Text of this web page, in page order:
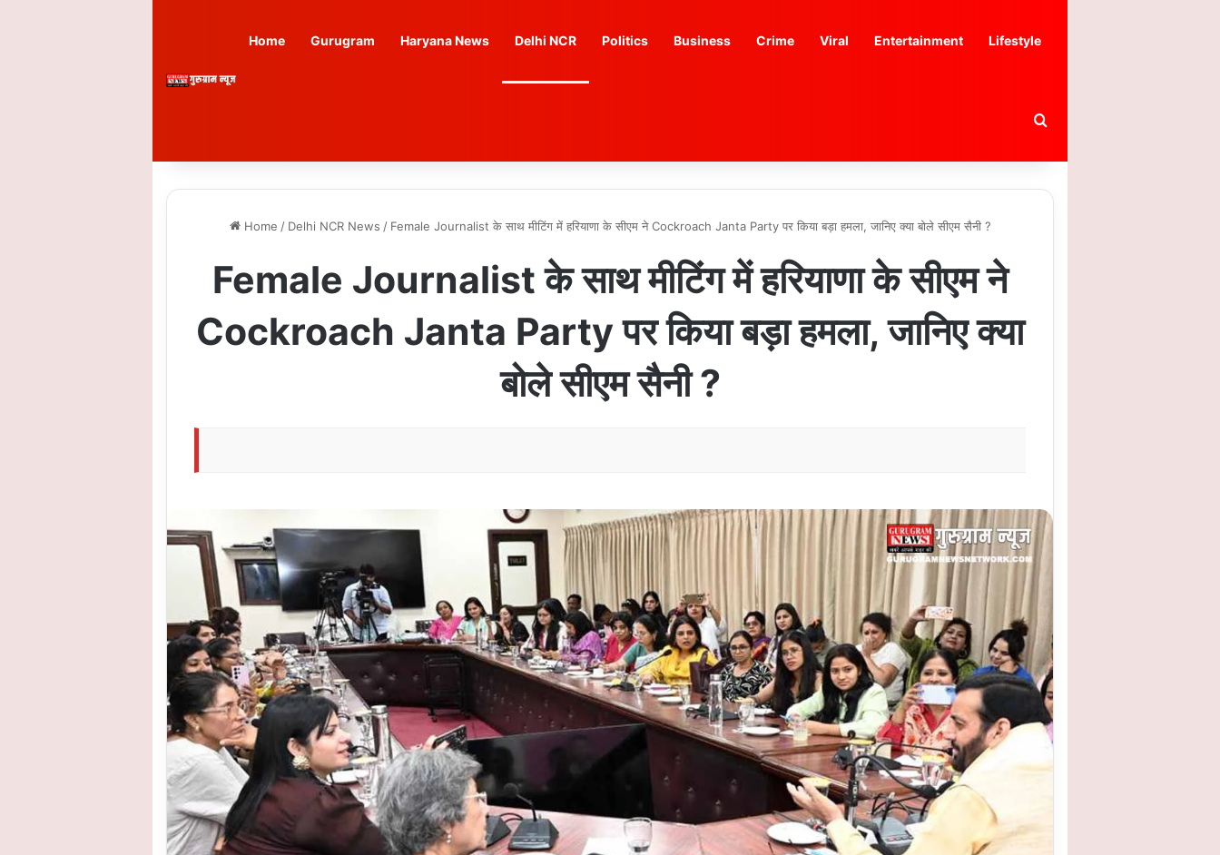
Home Gurugram Haryana News Delhi NCR Politics Business Crime Viral Entertainment Lifestyle
Search for
Home / Delhi NCR News / Female Journalist के साथ मीटिंग में हरियाणा के सीएम ने Cockroach Janta Party पर किया बड़ा हमला, जानिए क्या बोले सीएम सैनी ?
Female Journalist के साथ मीटिंग में हरियाणा के सीएम ने
Cockroach Janta Party पर किया बड़ा हमला, जानिए क्या
बोले सीएम सैनी ?